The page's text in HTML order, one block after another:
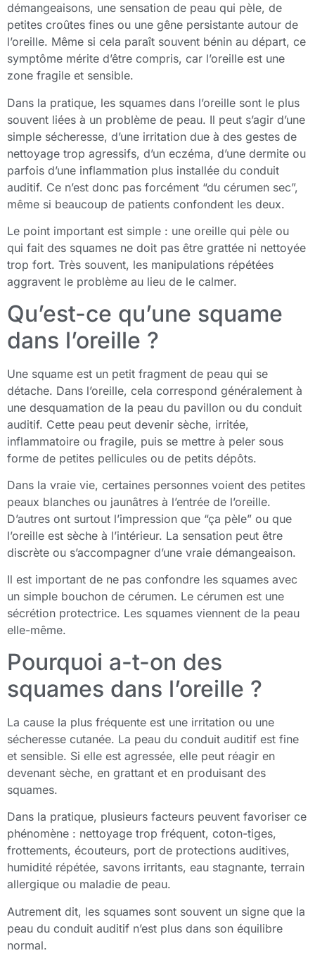
démangeaisons, une sensation de peau qui pèle, de
petites croûtes fines ou une gêne persistante autour de
l’oreille. Même si cela paraît souvent bénin au départ, ce
symptôme mérite d’être compris, car l’oreille est une
zone fragile et sensible.
Dans la pratique, les squames dans l’oreille sont le plus
souvent liées à un problème de peau. Il peut s’agir d’une
simple sécheresse, d’une irritation due à des gestes de
nettoyage trop agressifs, d’un eczéma, d’une dermite ou
parfois d’une inflammation plus installée du conduit
auditif. Ce n’est donc pas forcément “du cérumen sec”,
même si beaucoup de patients confondent les deux.
Le point important est simple : une oreille qui pèle ou
qui fait des squames ne doit pas être grattée ni nettoyée
trop fort. Très souvent, les manipulations répétées
aggravent le problème au lieu de le calmer.
Qu’est-ce qu’une squame
dans l’oreille ?
Une squame est un petit fragment de peau qui se
détache. Dans l’oreille, cela correspond généralement à
une desquamation de la peau du pavillon ou du conduit
auditif. Cette peau peut devenir sèche, irritée,
inflammatoire ou fragile, puis se mettre à peler sous
forme de petites pellicules ou de petits dépôts.
Dans la vraie vie, certaines personnes voient des petites
peaux blanches ou jaunâtres à l’entrée de l’oreille.
D’autres ont surtout l’impression que “ça pèle” ou que
l’oreille est sèche à l’intérieur. La sensation peut être
discrète ou s’accompagner d’une vraie démangeaison.
Il est important de ne pas confondre les squames avec
un simple bouchon de cérumen. Le cérumen est une
sécrétion protectrice. Les squames viennent de la peau
elle-même.
Pourquoi a-t-on des
squames dans l’oreille ?
La cause la plus fréquente est une irritation ou une
sécheresse cutanée. La peau du conduit auditif est fine
et sensible. Si elle est agressée, elle peut réagir en
devenant sèche, en grattant et en produisant des
squames.
Dans la pratique, plusieurs facteurs peuvent favoriser ce
phénomène : nettoyage trop fréquent, coton-tiges,
frottements, écouteurs, port de protections auditives,
humidité répétée, savons irritants, eau stagnante, terrain
allergique ou maladie de peau.
Autrement dit, les squames sont souvent un signe que la
peau du conduit auditif n’est plus dans son équilibre
normal.